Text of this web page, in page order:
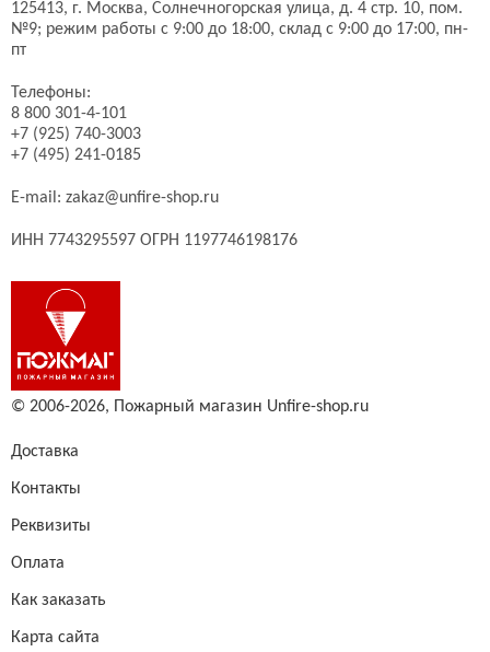
125413, г. Москва, Солнечногорская улица, д. 4 стр. 10, пом.
№9; режим работы с 9:00 до 18:00, склад с 9:00 до 17:00, пн-
пт
Телефоны:
8 800 301-4-101
+7 (925) 740-3003
+7 (495) 241-0185
E-mail: zakaz@unfire-shop.ru
ИНН 7743295597 ОГРН 1197746198176
© 2006-2026, Пожарный магазин Unfire-shop.ru
Доставка
Контакты
Реквизиты
Оплата
Как заказать
Карта сайта